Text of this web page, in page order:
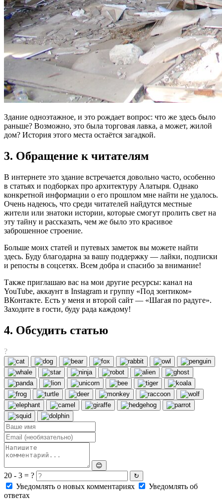
Здание одноэтажное, и это рождает вопрос: что же здесь было
раньше? Возможно, это была торговая лавка, а может, жилой
дом? История этого места остаётся загадкой.
3. Обращение к читателям
В интернете это здание встречается довольно часто, особенно
в статьях и подборках про архитектуру Алатыря. Однако
конкретной информации о его прошлом мне найти не удалось.
Очень надеюсь, что среди читателей найдутся местные
жители или знатоки истории, которые смогут пролить свет на
эту тайну и рассказать, чем же было это красивое
заброшенное строение.
Больше моих статей и путевых заметок вы можете найти
здесь. Буду благодарна за вашу поддержку — лайки, подписки
и репосты в соцсетях. Всем добра и спасибо за внимание!
Также приглашаю вас на мои другие ресурсы: канал на
YouTube, аккаунт в Instagram и группу «Под зонтиком»
ВКонтакте. Есть у меня и второй сайт — «Шагая по радуге».
Заходите в гости, буду рада каждому!
4. Обсудить статью
?
😊
20 - 3 = ? ↻
Уведомлять о новых комментариях
Уведомлять об
ответах